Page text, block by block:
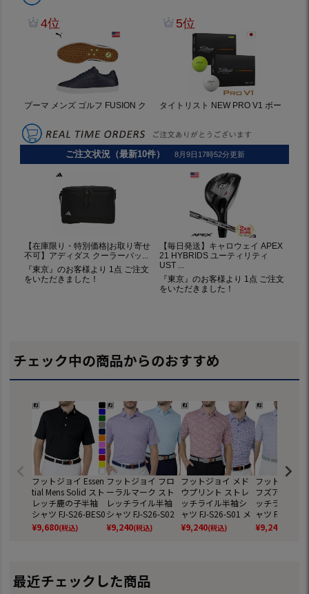
チェック中の商品からのおすすめ
フットジョイ Essen
tial Mens Solid スト
レッチ鹿の子半袖
シャツ FJ-S26-BES0
1 メンズ 半袖 ゴル
フウェア FOOTJOY
¥9,680(税込)
フットジョイ フロ
ーラルマーク スト
レッチライル半袖
シャツ FJ-S26-S02
メンズ 半袖 ゴルフ
ウェア FOOTJOY 20
¥9,240(税込)
フットジョイ メド
ウプリント ストレ
ッチライル半袖シ
ャツ FJ-S26-S01 メ
ンズ 半袖 ゴルフウ
ェア FOOTJOY 202
¥9,240(税込)
フットジョイ
フズアップ
ッチライル半
ャツ FJ-S26-
ンズ 半袖 ゴ
ェア
¥9,240
最近チェックした商品